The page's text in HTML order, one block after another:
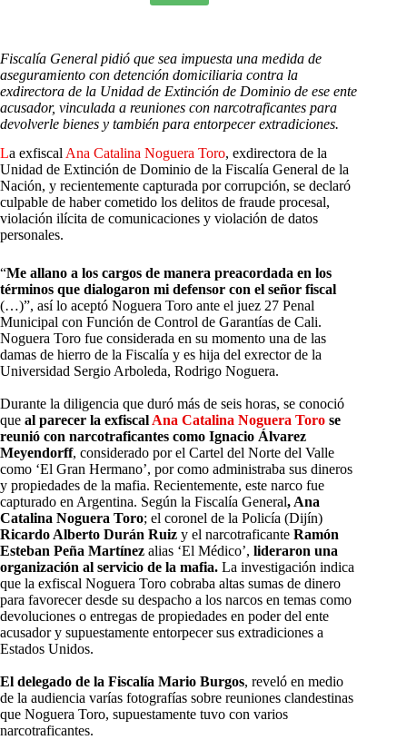
Fiscalía General pidió que sea impuesta una medida de
aseguramiento con detención domiciliaria contra la
exdirectora de la Unidad de Extinción de Dominio de ese ente
acusador, vinculada a reuniones con narcotraficantes para
devolverle bienes y también para entorpecer extradiciones.
La exfiscal Ana Catalina Noguera Toro, exdirectora de la
Unidad de Extinción de Dominio de la Fiscalía General de la
Nación, y recientemente capturada por corrupción, se declaró
culpable de haber cometido los delitos de fraude procesal,
violación ilícita de comunicaciones y violación de datos
personales.
“Me allano a los cargos de manera preacordada en los
términos que dialogaron mi defensor con el señor fiscal
(…)”, así lo aceptó Noguera Toro ante el juez 27 Penal
Municipal con Función de Control de Garantías de Cali.
Noguera Toro fue considerada en su momento una de las
damas de hierro de la Fiscalía y es hija del exrector de la
Universidad Sergio Arboleda, Rodrigo Noguera.
Durante la diligencia que duró más de seis horas, se conoció
que al parecer la exfiscal Ana Catalina Noguera Toro se
reunió con narcotraficantes como Ignacio Álvarez
Meyendorff, considerado por el Cartel del Norte del Valle
como ‘El Gran Hermano’, por como administraba sus dineros
y propiedades de la mafia. Recientemente, este narco fue
capturado en Argentina. Según la Fiscalía General, Ana
Catalina Noguera Toro; el coronel de la Policía (Dijín)
Ricardo Alberto Durán Ruiz y el narcotraficante Ramón
Esteban Peña Martínez alias ‘El Médico’, lideraron una
organización al servicio de la mafia. La investigación indica
que la exfiscal Noguera Toro cobraba altas sumas de dinero
para favorecer desde su despacho a los narcos en temas como
devoluciones o entregas de propiedades en poder del ente
acusador y supuestamente entorpecer sus extradiciones a
Estados Unidos.
El delegado de la Fiscalía Mario Burgos, reveló en medio
de la audiencia varías fotografías sobre reuniones clandestinas
que Noguera Toro, supuestamente tuvo con varios
narcotraficantes.